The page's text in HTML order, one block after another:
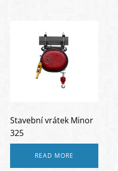
Stavební vrátek Minor
325
READ MORE